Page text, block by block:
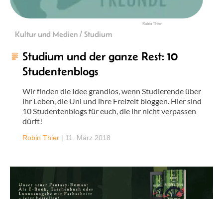
Robin Thier
Kultur und Medien / Studium
Studium und der ganze Rest: 10
Studentenblogs
Wir finden die Idee grandios, wenn Studierende über
ihr Leben, die Uni und ihre Freizeit bloggen. Hier sind
10 Studentenblogs für euch, die ihr nicht verpassen
dürft!
Robin Thier | 11. März 2018